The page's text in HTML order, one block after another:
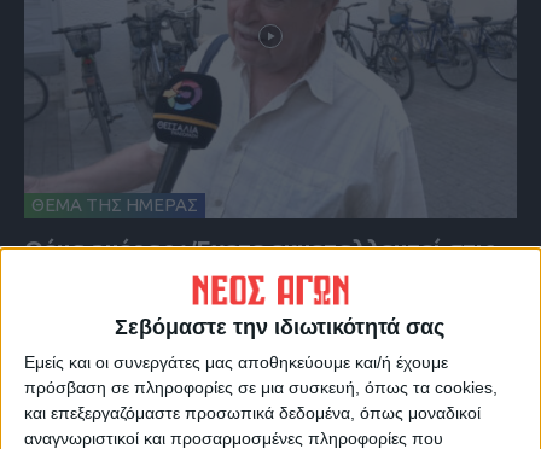
Σεβόμαστε την ιδιωτικότητά σας
Εμείς και οι συνεργάτες μας αποθηκεύουμε και/ή έχουμε
πρόσβαση σε πληροφορίες σε μια συσκευή, όπως τα cookies,
και επεξεργαζόμαστε προσωπικά δεδομένα, όπως μοναδικοί
αναγνωριστικοί και προσαρμοσμένες πληροφορίες που
ΘΕΜΑ ΤΗΣ ΗΜΕΡΑΣ
Θέμα ημέρας : Έχετε εκμεταλλευτεί στις
θερινές εκπτώσεις για κάποια αγορά;